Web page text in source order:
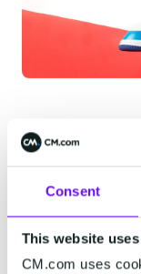
Consent
This website
CM.com uses
Raak in
juiste
hun om via